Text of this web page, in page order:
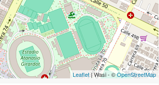
Leaflet| Wasi - ©OpenStreetMap